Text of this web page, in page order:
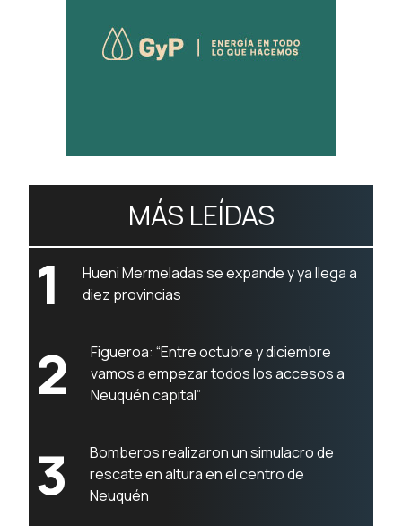
MÁS LEÍDAS
1
Hueni Mermeladas se expande y ya llega a
diez provincias
2
Figueroa: “Entre octubre y diciembre
vamos a empezar todos los accesos a
Neuquén capital”
3
Bomberos realizaron un simulacro de
rescate en altura en el centro de
Neuquén